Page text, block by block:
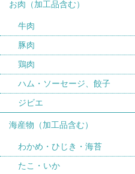
お肉（加工品含む）
牛肉
豚肉
鶏肉
ハム・ソーセージ、餃子
ジビエ
海産物（加工品含む）
わかめ・ひじき・海苔
たこ・いか